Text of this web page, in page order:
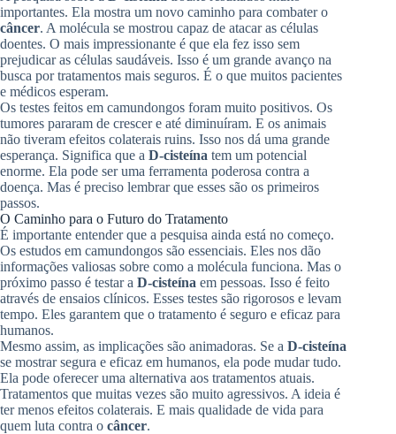
importantes. Ela mostra um novo caminho para combater o
câncer. A molécula se mostrou capaz de atacar as células
doentes. O mais impressionante é que ela fez isso sem
prejudicar as células saudáveis. Isso é um grande avanço na
busca por tratamentos mais seguros. É o que muitos pacientes
e médicos esperam.
Os testes feitos em camundongos foram muito positivos. Os
tumores pararam de crescer e até diminuíram. E os animais
não tiveram efeitos colaterais ruins. Isso nos dá uma grande
esperança. Significa que a D-cisteína tem um potencial
enorme. Ela pode ser uma ferramenta poderosa contra a
doença. Mas é preciso lembrar que esses são os primeiros
passos.
O Caminho para o Futuro do Tratamento
É importante entender que a pesquisa ainda está no começo.
Os estudos em camundongos são essenciais. Eles nos dão
informações valiosas sobre como a molécula funciona. Mas o
próximo passo é testar a D-cisteína em pessoas. Isso é feito
através de ensaios clínicos. Esses testes são rigorosos e levam
tempo. Eles garantem que o tratamento é seguro e eficaz para
humanos.
Mesmo assim, as implicações são animadoras. Se a D-cisteína
se mostrar segura e eficaz em humanos, ela pode mudar tudo.
Ela pode oferecer uma alternativa aos tratamentos atuais.
Tratamentos que muitas vezes são muito agressivos. A ideia é
ter menos efeitos colaterais. E mais qualidade de vida para
quem luta contra o câncer.